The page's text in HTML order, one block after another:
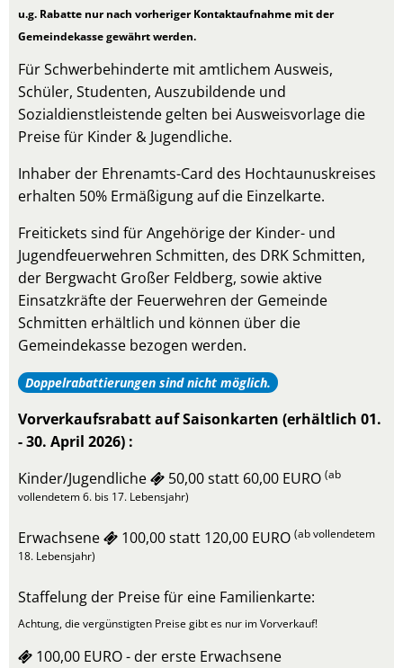
u.g. Rabatte nur nach vorheriger Kontaktaufnahme mit der
Gemeindekasse gewährt werden.
Für Schwerbehinderte mit amtlichem Ausweis,
Schüler, Studenten, Auszubildende und
Sozialdienstleistende gelten bei Ausweisvorlage die
Preise für Kinder & Jugendliche.
Inhaber der Ehrenamts-Card des Hochtaunuskreises
erhalten 50% Ermäßigung auf die Einzelkarte.
Freitickets sind für Angehörige der Kinder- und
Jugendfeuerwehren Schmitten, des DRK Schmitten,
der Bergwacht Großer Feldberg, sowie aktive
Einsatzkräfte der Feuerwehren der Gemeinde
Schmitten erhältlich und können über die
Gemeindekasse bezogen werden.
Doppelrabattierungen sind nicht möglich.
Vorverkaufsrabatt auf Saisonkarten (erhältlich 01.
- 30. April 2026) :
Kinder/Jugendliche
50,00 statt 60,00 EURO (ab
vollendetem 6. bis 17. Lebensjahr)
Erwachsene 100,00 statt 120,00 EURO (ab vollendetem
18. Lebensjahr)
Staffelung der Preise für eine Familienkarte:
Achtung, die vergünstigten Preise gibt es nur im Vorverkauf!
100,00 EURO - der erste Erwachsene